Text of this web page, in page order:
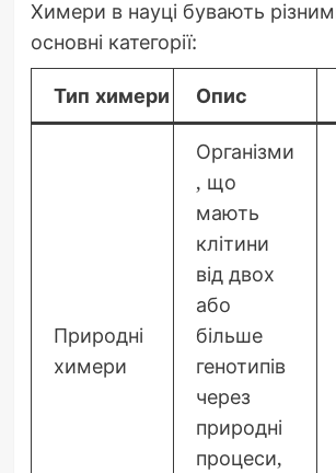
Химери в науці бувають
основні категорії:
Тип химери Опис
Природні
химери
Організми
, що
мають
клітини
від двох
або
більше
генотипів
через
природні
процеси,